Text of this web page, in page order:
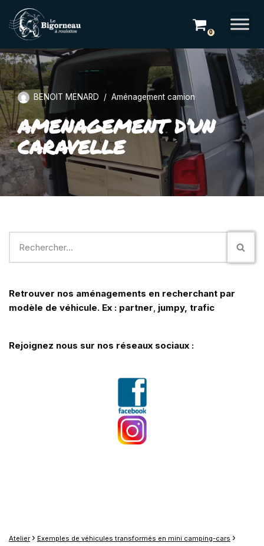
Aller
au
contenu
0
BENOIT MENARD Aménagement camion
AMENAGEMENT D’UN
CARAVELLE
Retrouver nos aménagements en recherchant par
modèle de véhicule. Ex : partner, jumpy, trafic
Rejoignez nous sur nos réseaux sociaux :
Atelier › Exemples de véhicules transformés en mini camping-cars ›